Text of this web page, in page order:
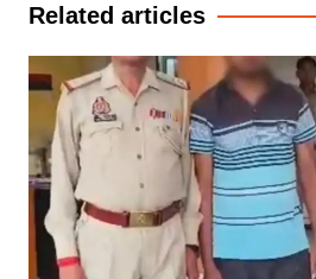
Related articles